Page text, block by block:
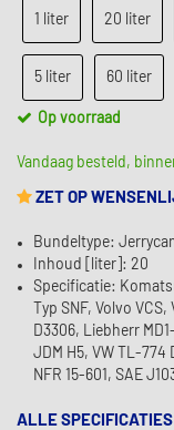
1 liter 20 liter
5 liter 60 liter
Op voorraad
Vandaag besteld,
ZET OP
Bundeltype:
Inhoud [liter]: 20
Specificatie:
Typ SNF, Volvo
D3306, Liebherr
JDM H5, VW TL-774
NFR 15-601, SAE
ALLE SPECIFICATIES